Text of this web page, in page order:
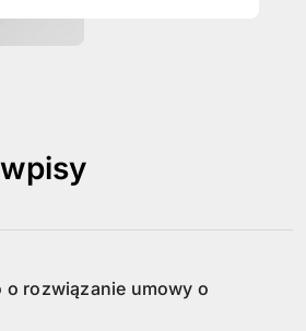
o rozwiązanie umowy o